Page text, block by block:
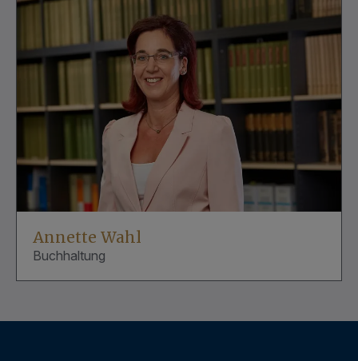
Annette Wahl
Buchhaltung